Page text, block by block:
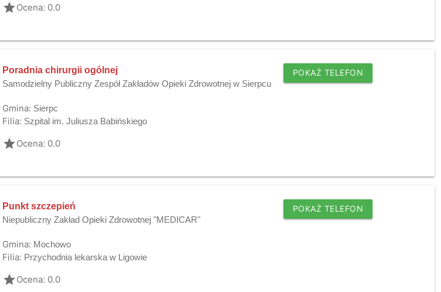
gradeOcena: 0.0
Poradnia chirurgii ogólnej
Samodzielny Publiczny Zespół Zakładów Opieki Zdrowotnej w Sierpcu
POKAŻ TELEFON
Gmina: Sierpc
Filia: Szpital im. Juliusza Babińskiego
gradeOcena: 0.0
Punkt szczepień
Niepubliczny Zakład Opieki Zdrowotnej "MEDICAR"
POKAŻ TELEFON
Gmina: Mochowo
Filia: Przychodnia lekarska w Ligowie
gradeOcena: 0.0